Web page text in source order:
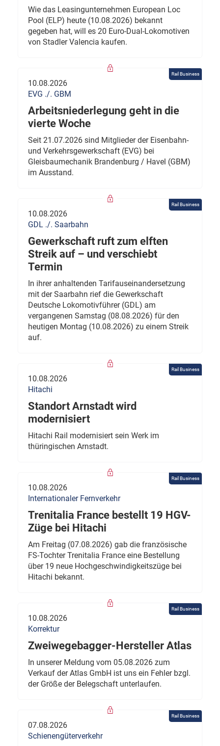
Wie das Leasingunternehmen European Loc
Pool (ELP) heute (10.08.2026) bekannt
gegeben hat, will es 20 Euro-Dual-Lokomotiven
von Stadler Valencia kaufen.
Rail Business
10.08.2026
EVG ./. GBM
Arbeitsniederlegung geht in die
vierte Woche
Seit 21.07.2026 sind Mitglieder der Eisenbahn-
und Verkehrsgewerkschaft (EVG) bei
Gleisbaumechanik Brandenburg / Havel (GBM)
im Ausstand.
Rail Business
10.08.2026
GDL ./. Saarbahn
Gewerkschaft ruft zum elften
Streik auf – und verschiebt
Termin
In ihrer anhaltenden Tarifauseinandersetzung
mit der Saarbahn rief die Gewerkschaft
Deutsche Lokomotivführer (GDL) am
vergangenen Samstag (08.08.2026) für den
heutigen Montag (10.08.2026) zu einem Streik
auf.
Rail Business
10.08.2026
Hitachi
Standort Arnstadt wird
modernisiert
Hitachi Rail modernisiert sein Werk im
thüringischen Arnstadt.
Rail Business
10.08.2026
Internationaler Fernverkehr
Trenitalia France bestellt 19 HGV-
Züge bei Hitachi
Am Freitag (07.08.2026) gab die französische
FS-Tochter Trenitalia France eine Bestellung
über 19 neue Hochgeschwindigkeitszüge bei
Hitachi bekannt.
Rail Business
10.08.2026
Korrektur
Zweiwegebagger-Hersteller Atlas
In unserer Meldung vom 05.08.2026 zum
Verkauf der Atlas GmbH ist uns ein Fehler bzgl.
der Größe der Belegschaft unterlaufen.
Rail Business
07.08.2026
Schienengüterverkehr